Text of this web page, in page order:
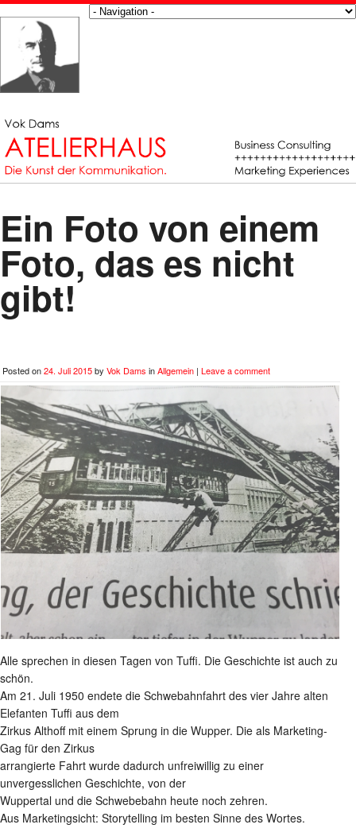
Ein Foto von einem
Foto, das es nicht
gibt!
Posted on24. Juli 2015by Vok Dams inAllgemein | Leave a comment
Alle sprechen in diesen Tagen von Tuffi. Die Geschichte ist auch zu
schön.
Am 21. Juli 1950 endete die Schwebahnfahrt des vier Jahre alten
Elefanten Tuffi aus dem
Zirkus Althoff mit einem Sprung in die Wupper. Die als Marketing-
Gag für den Zirkus
arrangierte Fahrt wurde dadurch unfreiwillig zu einer
unvergesslichen Geschichte, von der
Wuppertal und die Schwebebahn heute noch zehren.
Aus Marketingsicht: Storytelling im besten Sinne des Wortes.